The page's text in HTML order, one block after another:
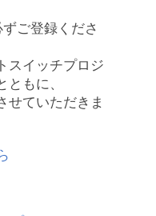
ずご登録くださ
スイッチプロジ
もに、
せていただきま